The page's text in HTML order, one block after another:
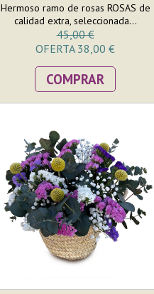
Hermoso ramo de rosas ROSAS de
calidad extra, seleccionada...
45,00 €
OFERTA 38,00 €
COMPRAR